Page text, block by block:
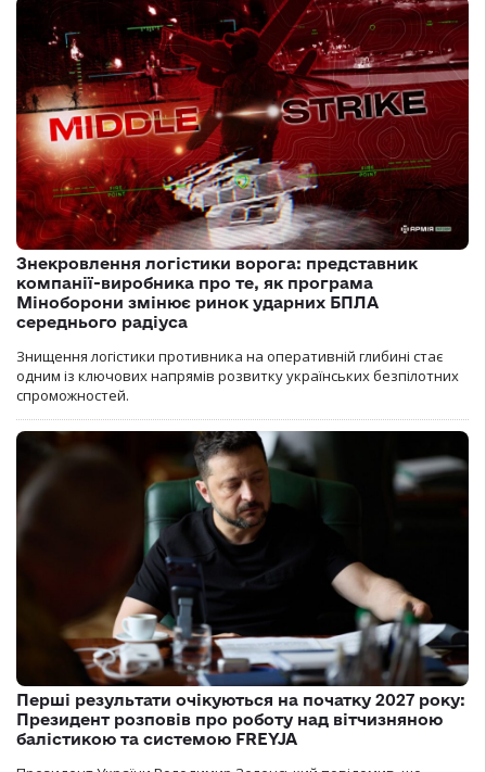
Знекровлення логістики ворога: представник
компанії-виробника про те, як програма
Міноборони змінює ринок ударних БПЛА
середнього радіуса
Знищення логістики противника на оперативній глибині стає
одним із ключових напрямів розвитку українських безпілотних
спроможностей.
Перші результати очікуються на початку 2027 року:
Президент розповів про роботу над вітчизняною
балістикою та системою FREYJA